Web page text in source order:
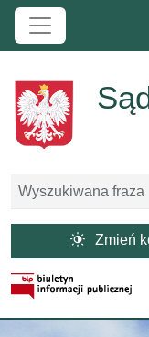
Przejdź do treści
Szukaj
 Zmień